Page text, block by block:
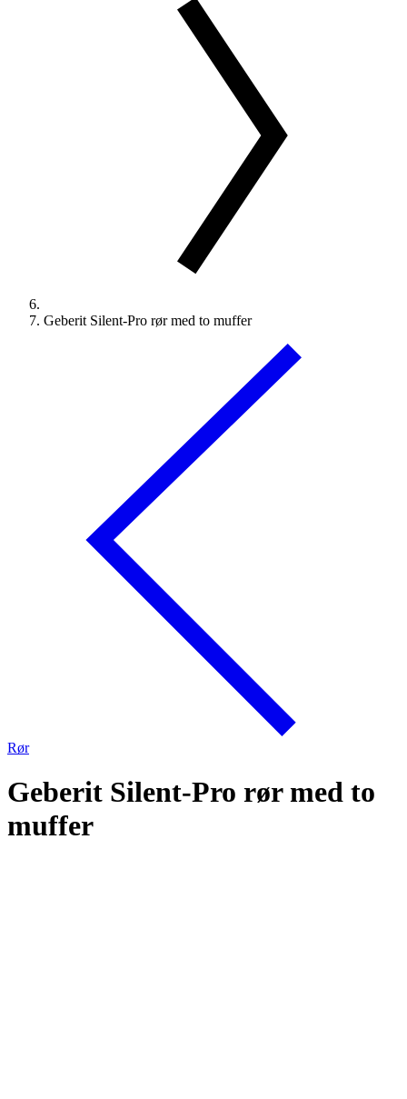
Geberit Silent-Pro rør med to muffer
Rør
Geberit Silent-Pro rør med to
muffer